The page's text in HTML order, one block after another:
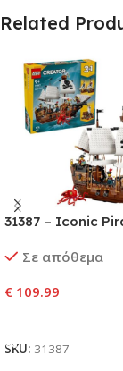
Related
31387 – Iconic
Σε απόθεμα
€ 109.99
SKU: 31387